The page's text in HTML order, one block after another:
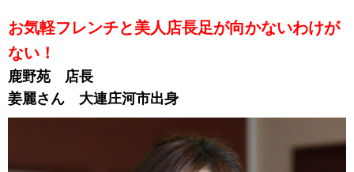
お気軽フレンチと美人店長足が向かないわけが
ない！
鹿野苑 店長
姜麗さん 大連庄河市出身